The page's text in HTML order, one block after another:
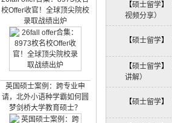
校Offer收官！全球顶尖院校
录取战绩出炉
英国硕士案例：跨专业申
请，北外小语种学霸如何圆
梦剑桥大学教育硕士？
【硕士留学】
视频分享）
【硕士留学】
【硕士留学】
讲解）
【硕士留学】